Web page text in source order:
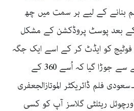
بنانے کے لیے ہر سمت میں چھ
بعد پوسٹ پروڈکشن کے مشکل
کو ایڈٹ کر کے اسے ایک جگہ
اکھٹا کیا گیا اور اس طریقے سے جوڑا گیا کہ اُسے 360 کے
فلم ڈائریکٹر الموتازالجعفری
ریئلٹی گلاسز آپ کو کسی